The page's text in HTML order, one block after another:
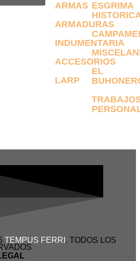
ARMAS
ARMADURAS
INDUMENTARIA
ACCESORIOS
LARP
ESGRIMA
EL
TEMPUS FERRI . TODOS LOS